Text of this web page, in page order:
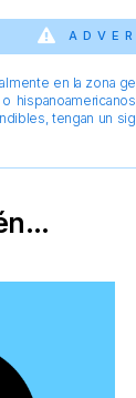
en la zona
tengan un